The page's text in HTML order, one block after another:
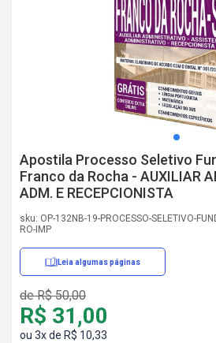
Apostila Processo Seletivo
Franco da Rocha - AUXILIAR
ADM. E RECEPCIONISTA
sku: OP-132NB-19-PROCESSO-SELETIVO-
RO-IMP
Leia algumas páginas
de R$ 50,00
R$ 31,00
ou 3x de R$ 10,33